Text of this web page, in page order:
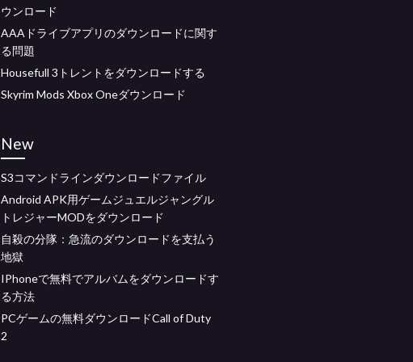
ウンロード
AAAドライブアプリのダウンロードに関す
る問題
Housefull 3トレントをダウンロードする
Skyrim Mods Xbox Oneダウンロード
New
S3コマンドラインダウンロードファイル
Android APK用ゲームジュエルジャングル
トレジャーMODをダウンロード
自殺の分隊：急流のダウンロードを支払う
地獄
IPhoneで無料でアルバムをダウンロードす
る方法
PCゲームの無料ダウンロードCall of Duty
2